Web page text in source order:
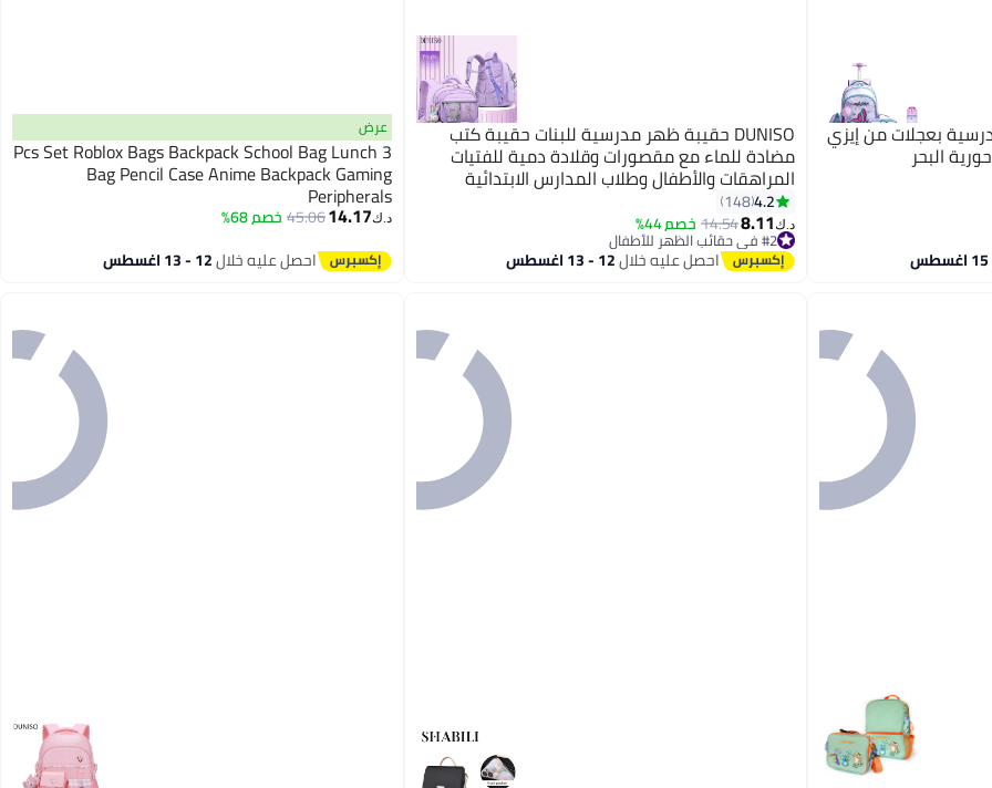
بعجلات من إيزي
3
DUNISO حقيبة ظهر مدرسية للبنات حقيبة كتب
مضادة للماء مع مقصورات وقلادة دمية للفتيات
المراهقات والأطفال وطلاب المدارس الابتدائية
وحقيبة مدرسية للأطفال بسعة كبيرة
4.2
148
د.ك‏8.11
14.54خصم 44%
#2 في حقائب الظهر للأطفال
#2 في حقائب الظهر للأطفال احصل عليه خلال12 - 13 اغسطس
6
عرض
3 Pcs Set Roblox Bags Backpack School Bag Lunch
Bag Pencil Case Anime Backpack Gaming
Peripherals
د.ك‏14.17
45.06 خصم 68%
احصل عليه خلال12 - 13 اغسطس